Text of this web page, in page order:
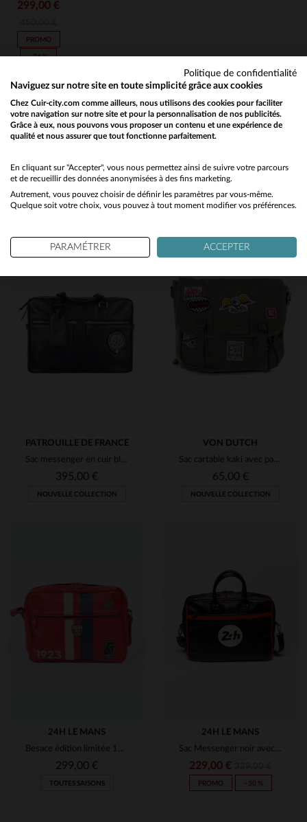
299,00 €
PROMO
−34 %
Découvrez ces produits similaires sélectionnés pour vous
PATROUILLE DE FRANCE
Sac messenger en cuir bleu marine Patrouille de France
395,00 €
NOUVELLE COLLECTION
VON DUTCH
Sac cartable kaki avec patchs motard
65,00 €
NOUVELLE COLLECTION
24H LE MANS
Besace édition limitée 100 ans des 24h du Mans
299,00 €
TOUTES SAISONS
24H LE MANS
Sac Messenger noir avec détails orange racing
229,00 €
PROMO −30 %
Would you like to be redirected to our English site?
No
Yes
Politique de confidentialité
Naviguez sur notre site en toute simplicité grâce aux cookies
Chez Cuir-city.com comme ailleurs, nous utilisons des cookies pour faciliter
votre navigation sur notre site et pour la personnalisation de nos publicités.
Grâce à eux, nous pouvons vous proposer un contenu et une expérience de
qualité et nous assurer que tout fonctionne parfaitement.
En cliquant sur "Accepter", vous nous permettez ainsi de suivre votre parcours
et de recueillir des données anonymisées à des fins marketing.
Autrement, vous pouvez choisir de définir les paramètres par vous-même.
Quelque soit votre choix, vous pouvez à tout moment modifier vos préférences.
PARAMÉTRER ACCEPTER